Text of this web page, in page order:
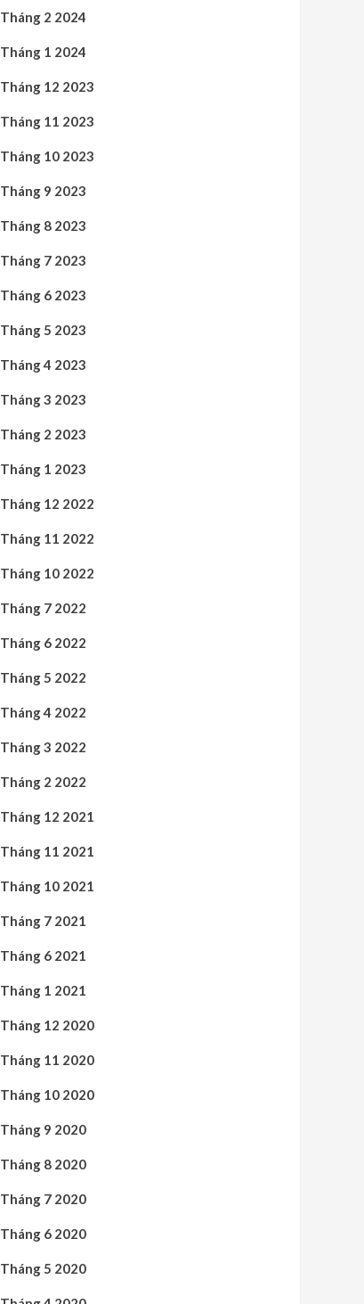
Tháng 2 2024
Tháng 1 2024
Tháng 12 2023
Tháng 11 2023
Tháng 10 2023
Tháng 9 2023
Tháng 8 2023
Tháng 7 2023
Tháng 6 2023
Tháng 5 2023
Tháng 4 2023
Tháng 3 2023
Tháng 2 2023
Tháng 1 2023
Tháng 12 2022
Tháng 11 2022
Tháng 10 2022
Tháng 7 2022
Tháng 6 2022
Tháng 5 2022
Tháng 4 2022
Tháng 3 2022
Tháng 2 2022
Tháng 12 2021
Tháng 11 2021
Tháng 10 2021
Tháng 7 2021
Tháng 6 2021
Tháng 1 2021
Tháng 12 2020
Tháng 11 2020
Tháng 10 2020
Tháng 9 2020
Tháng 8 2020
Tháng 7 2020
Tháng 6 2020
Tháng 5 2020